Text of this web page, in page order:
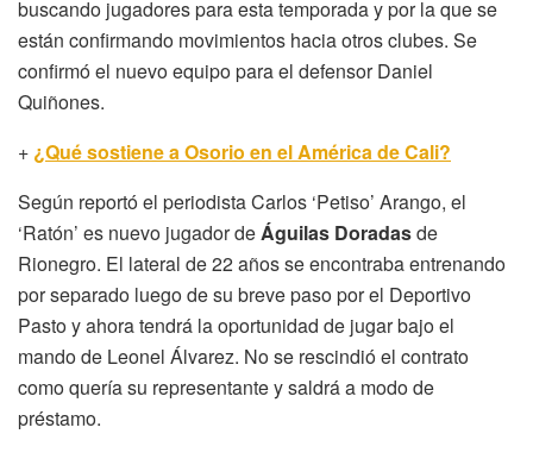
buscando jugadores para esta temporada y por la que se
están confirmando movimientos hacia otros clubes. Se
confirmó el nuevo equipo para el defensor Daniel
Quiñones.
+ ¿Qué sostiene a Osorio en el América de Cali?
Según reportó el periodista Carlos ‘Petiso’ Arango, el
‘Ratón’ es nuevo jugador deÁguilas Doradasde
Rionegro. El lateral de 22 años se encontraba entrenando
por separado luego de su breve paso por el Deportivo
Pasto y ahora tendrá la oportunidad de jugar bajo el
mando de Leonel Álvarez. No se rescindió el contrato
como quería su representante y saldrá a modo de
préstamo.